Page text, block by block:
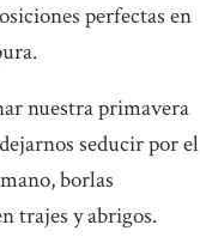
perfectas en
nuestra primavera
seducir por el
borlas
trajes y abrigos.